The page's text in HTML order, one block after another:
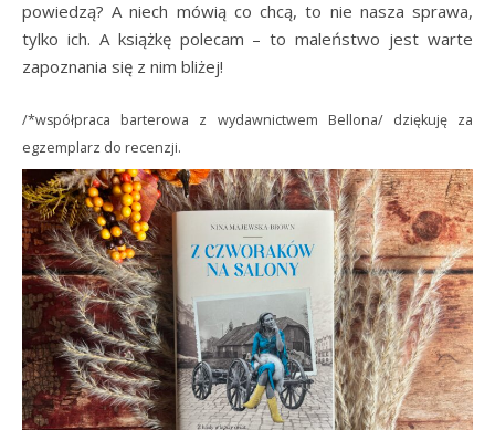
powiedzą? A niech mówią co chcą, to nie nasza sprawa,
tylko ich. A książkę polecam – to maleństwo jest warte
zapoznania się z nim bliżej!
/*współpraca barterowa z wydawnictwem Bellona/ dziękuję za
egzemplarz do recenzji.